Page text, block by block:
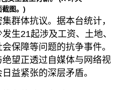
图。)
群体抗议。据本台统计，
生21起涉及工资、土地、
保障等问题的抗争事件。
望正透过自媒体与网络视
益紧张的深层矛盾。